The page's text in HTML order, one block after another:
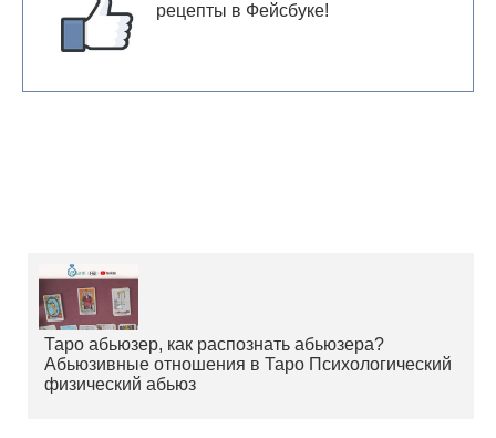
рецепты в Фейсбуке!
Таро абьюзер, как распознать абьюзера?
Абьюзивные отношения в Таро Психологический
физический абьюз